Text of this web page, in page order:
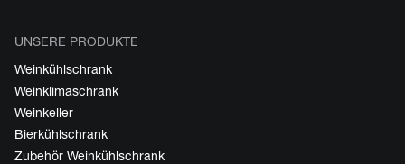
UNSERE PRODUKTE
Weinkühlschrank
Weinklimaschrank
Weinkeller
Bierkühlschrank
Zubehör Weinkühlschrank